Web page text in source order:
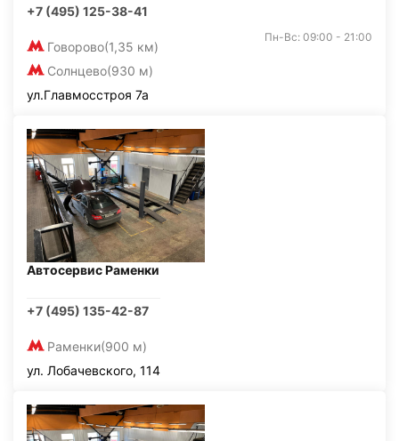
+7 (495) 125-38-41
Говорово(1,35 км)
Солнцево(930 м)
Пн-Вс: 09:00 - 21:00
ул.Главмосстроя 7а
Автосервис Раменки
+7 (495) 135-42-87
Раменки(900 м)
ул. Лобачевского, 114